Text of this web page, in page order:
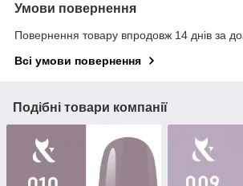
Умови повернення
Повернення товару впродовж 14 днів за
Всі умови повернення
Подібні товари компанії